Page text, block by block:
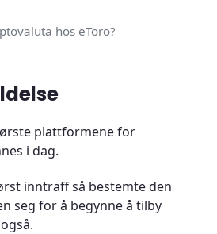
hos eToro?
til en ekstern wallet?
tilgjengelig hos eToro
hos eToro?
plattformene for
i dag.
inntraff så bestemte den
seg for å begynne å tilby